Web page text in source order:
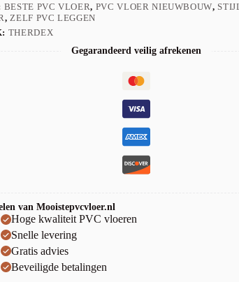
BESTE PVC VLOER, PVC VLOER NIEUWBOUW,
,ZELF PVC LEGGEN
THERDEX
Gegarandeerd veilig afrekenen
van Mooistepvcvloer.nl
Hoge kwaliteit PVC vloeren
Snelle levering
Gratis advies
Beveiligde betalingen